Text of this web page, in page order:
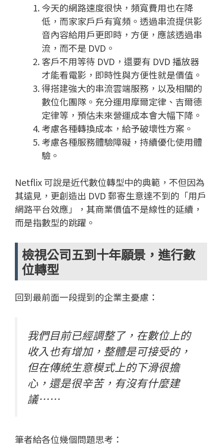
今天的網路速度很快，頻寬費用也在降
低，而家家戶戶有寬頻。透過串流提供影
音內容給用戶更即時，方便，應該透過串
流，而不是 DVD。
客戶不用等待 DVD，還要有 DVD 播放器
才能看電影，即時性與方便性就是價值。
得搭建強大的串流雲端服務，以及相關的
數位化團隊。充分運用摩爾定律、吉爾德
定律等，預估未來營運成本會大幅下降。
考慮各種轉換成本，給予破壞性方案。
考慮各種服務體驗障礙，持續優化使用體
驗。
Netflix 可說是近代數位轉型中的典範，不但因為
其遠見，更創造出 DVD 郵寄生意達不到的「用戶
網路平台效應」，其商業價值不是線性的延續，
而是指數型的跳躍。
檢視公司五到十年願景，進行數
位轉型
回到最前面一段提到的企業主憂慮：
我們目前已經調整了，在數位上的
收入也有增加，整體是可接受的，
但在傳統生意模式上的下滑很擔
心，還是很辛苦，有沒有什麼建
議⋯⋯
筆者給各位幾個問題思考：